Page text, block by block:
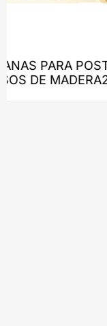
CAFÉ EL
ENCONTRÓ